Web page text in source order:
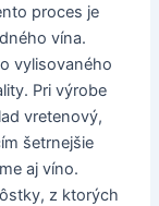
proces je
vína.
vylisovaného
Pri výrobe
vretenový,
šetrnejšie
aj víno.
z ktorých